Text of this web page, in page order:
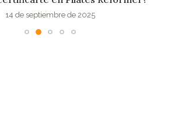
14 de septiembre de 2025